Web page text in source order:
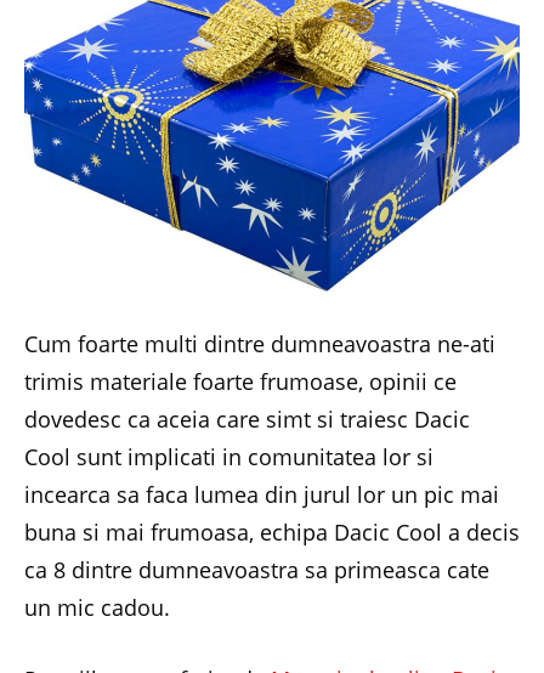
Cum foarte multi dintre dumneavoastra ne-ati
trimis materiale foarte frumoase, opinii ce
dovedesc ca aceia care simt si traiesc Dacic
Cool sunt implicati in comunitatea lor si
incearca sa faca lumea din jurul lor un pic mai
buna si mai frumoasa, echipa Dacic Cool a decis
ca 8 dintre dumneavoastra sa primeasca cate
un mic cadou.